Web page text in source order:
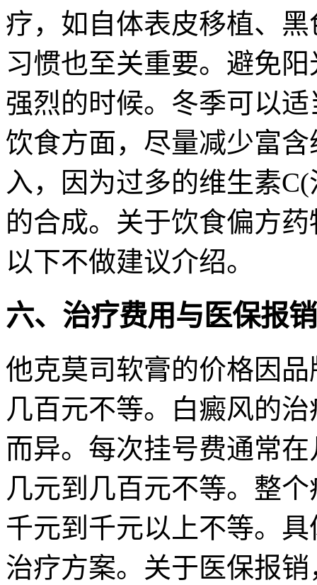
疗，如自体表皮移植、
习惯也至关重要。避免
强烈的时候。冬季可以
饮食方面，尽量减少富
入，因为过多的维生素
的合成。关于饮食偏方
以下不做建议介绍。
六、治疗费用与医保报销
他克莫司软膏的价格因
几百元不等。白癜风的
而异。每次挂号费通常
几元到几百元不等。整
千元到千元以上不等。
治疗方案。关于医保报